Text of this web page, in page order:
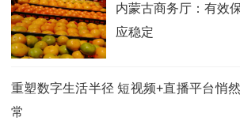
内蒙古商务厅：有效
应稳定
重塑数字生活半径 短视频+直播平台悄
常